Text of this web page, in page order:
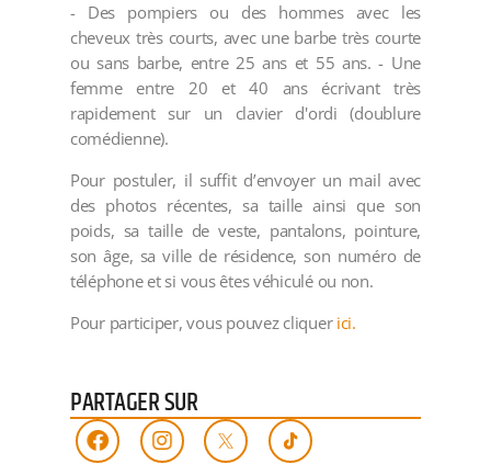
- Des pompiers ou des hommes avec les
cheveux très courts, avec une barbe très courte
ou sans barbe, entre 25 ans et 55 ans. - Une
femme entre 20 et 40 ans écrivant très
rapidement sur un clavier d'ordi (doublure
comédienne).
Pour postuler, il suffit d’envoyer un mail avec
des photos récentes, sa taille ainsi que son
poids, sa taille de veste, pantalons, pointure,
son âge, sa ville de résidence, son numéro de
téléphone et si vous êtes véhiculé ou non.
Pour participer, vous pouvez cliquer ici.
PARTAGER SUR